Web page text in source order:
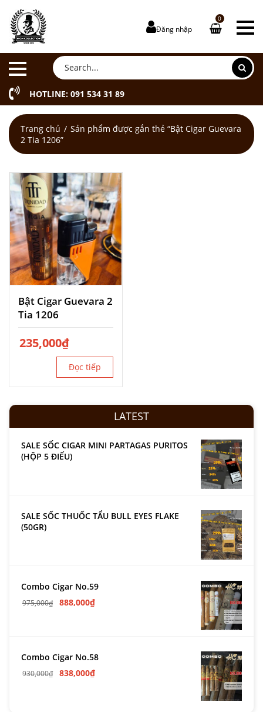
Đăng nhập
0
HOTLINE: 091 534 31 89
Trang chủ
Sản phẩm được gắn thẻ “Bật Cigar Guevara
2 Tia 1206”
Bật Cigar Guevara 2
Tia 1206
235,000₫
Đọc tiếp
LATEST
SALE SỐC CIGAR MINI PARTAGAS PURITOS
(HỘP 5 ĐIẾU)
SALE SỐC THUỐC TẨU BULL EYES FLAKE
(50GR)
Combo Cigar No.59
975,000₫ 888,000₫
Combo Cigar No.58
930,000₫ 838,000₫